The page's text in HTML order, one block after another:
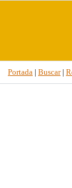
Portada | Buscar|